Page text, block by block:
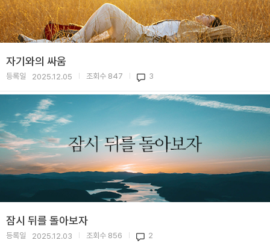
자기와의 싸움
등록일 2025.12.05 조회수 847 3
잠시 뒤를 돌아보자
등록일 2025.12.03 조회수 856 2